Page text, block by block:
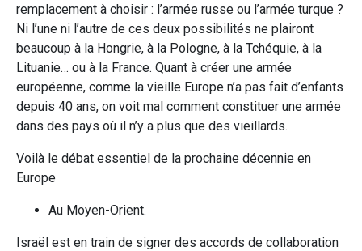
remplacement à choisir : l’armée russe ou l’armée turque ?
Ni l’une ni l’autre de ces deux possibilités ne plairont
beaucoup à la Hongrie, à la Pologne, à la Tchéquie, à la
Lituanie… ou à la France. Quant à créer une armée
européenne, comme la vieille Europe n’a pas fait d’enfants
depuis 40 ans, on voit mal comment constituer une armée
dans des pays où il n’y a plus que des vieillards.
Voilà le débat essentiel de la prochaine décennie en
Europe
Au Moyen-Orient.
Israël est en train de signer des accords de collaboration